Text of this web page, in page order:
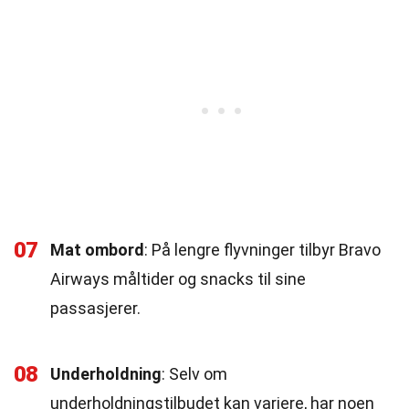
07 Mat ombord : På lengre flyvninger tilbyr Bravo
Airways måltider og snacks til sine
passasjerer.
08 Underholdning: Selv om
underholdningstilbudet kan variere, har noen